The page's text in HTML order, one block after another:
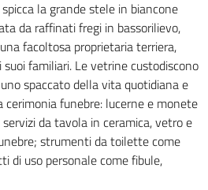
la grande stele in biancone
da raffinati fregi in bassorilievo,
facoltosa proprietaria terriera,
familiari. Le vetrine custodiscono
spaccato della vita quotidiana e
funebre: lucerne e monete
da tavola in ceramica, vetro e
strumenti da toilette come
di uso personale come fibule,